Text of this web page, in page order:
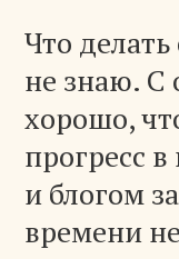
Что
не знаю. С
хорошо,
прогресс
и блогом
времени